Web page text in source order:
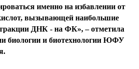
именно на избавлении от
вызывающей наибольшие
ДНК - на ФК», – отметила
биологии и биотехнологии ЮФУ